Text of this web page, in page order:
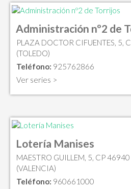
Administración nº2 de
PLAZA DOCTOR CIFUENTES, 5,
(TOLEDO)
Teléfono: 925762866
Ver series >
Lotería Manises
MAESTRO GUILLEM, 5, CP 46940
(VALENCIA)
Teléfono: 960661000